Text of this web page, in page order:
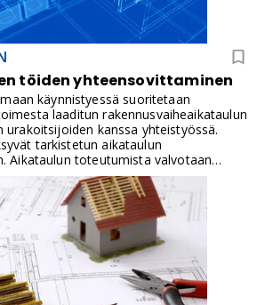
töiden yhteensovittaminen
käynnistyessä suoritetaan
laaditun rakennusvaiheaikataulun
urakoitsijoiden kanssa yhteistyössä.
tarkistetun aikataulun
Aikataulun toteutumista valvotaan
ja urakoitsijakokouksissa, joissa
eri urakoiden osalta, sovitaan
työvaiheet ja verrataan työmaan
aikatauluun. Lisäksi laaditaan
ja
sekä